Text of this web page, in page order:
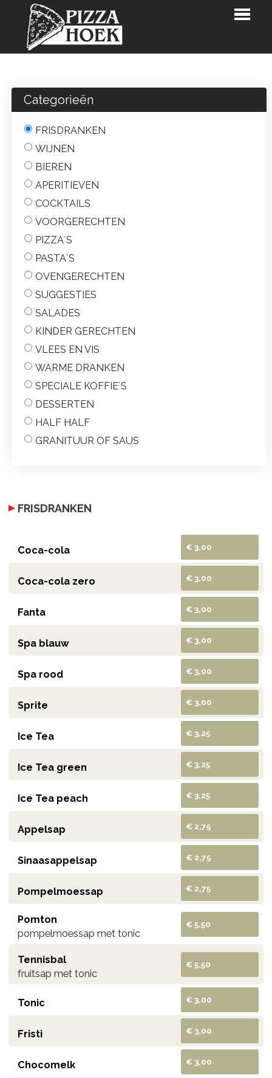
BESTELLEN
PIZZARETTE
KLANTENKAART
LOGIN
CONTACT
Categorieën
FRISDRANKEN
WIJNEN
BIEREN
APERITIEVEN
COCKTAILS
VOORGERECHTEN
PIZZA´S
PASTA´S
OVENGERECHTEN
SUGGESTIES
SALADES
KINDER GERECHTEN
VLEES EN VIS
WARME DRANKEN
SPECIALE KOFFIE´S
DESSERTEN
HALF HALF
GRANITUUR OF SAUS
FRISDRANKEN
Coca-cola € 3,00
Coca-cola zero € 3,00
Fanta € 3,00
Spa blauw € 3,00
Spa rood € 3,00
Sprite € 3,00
Ice Tea € 3,25
Ice Tea green € 3,25
Ice Tea peach € 3,25
Appelsap € 2,75
Sinaasappelsap € 2,75
Pompelmoessap € 2,75
Pomton
pompelmoessap met tonic
€ 5,50
Tennisbal
fruitsap met tonic
€ 5,50
Tonic € 3,00
Fristi € 3,00
Chocomelk € 3,00